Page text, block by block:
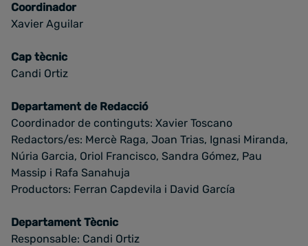
Coordinador
Xavier Aguilar
Cap tècnic
Candi Ortiz
Departament de Redacció
Coordinador de continguts: Xavier Toscano
Redactors/es: Mercè Raga, Joan Trias, Ignasi Miranda,
Núria Garcia, Oriol Francisco, Sandra Gómez, Pau
Massip i Rafa Sanahuja
Productors: Ferran Capdevila i David García
Departament Tècnic
Responsable: Candi Ortiz